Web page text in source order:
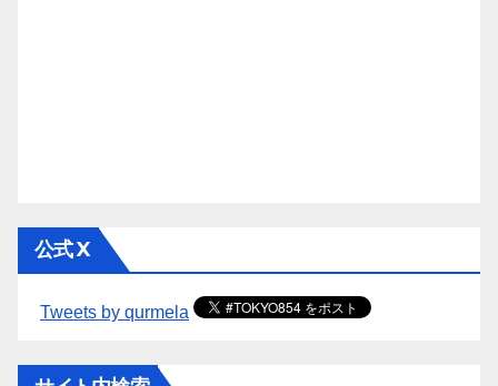
公式 X
Tweets by qurmela